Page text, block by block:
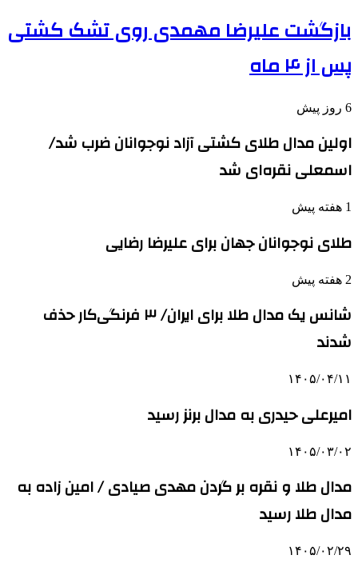
بازگشت علیرضا مهمدی روی تشک کشتی
پس از ۴ ماه
6 روز پیش
اولین مدال طلای کشتی آزاد نوجوانان ضرب شد/
اسمعلی نقره‌ای شد
1 هفته پیش
طلای نوجوانان جهان برای علیرضا رضایی
2 هفته پیش
شانس یک مدال طلا برای ایران/ ۳ فرنگی‌کار حذف
شدند
۱۴۰۵/۰۴/۱۱
امیرعلی حیدری به مدال برنز رسید
۱۴۰۵/۰۳/۰۲
مدال طلا و نقره بر گردن مهدی صیادی / امین زاده به
مدال طلا رسید
۱۴۰۵/۰۲/۲۹